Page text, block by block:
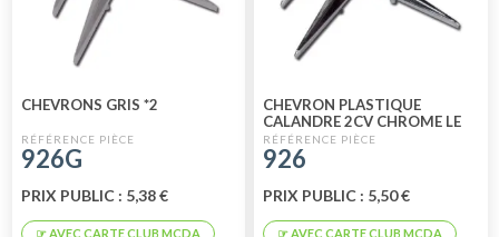
CHEVRONS GRIS *2
926G
PRIX PUBLIC : 5,38 €
CHEVRON PLASTIQUE
CALANDRE 2CV CHROME LE
LOT (2 PIECES) ENTRAXE 2.80
CM
926
PRIX PUBLIC : 5,50 €